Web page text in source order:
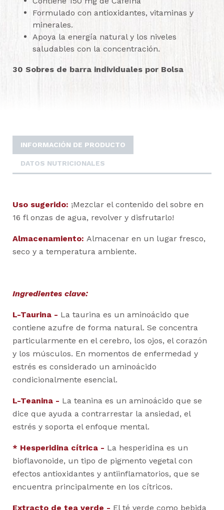
Formulado con antioxidantes, vitaminas y
minerales.
Apoya la energía natural y los niveles
saludables con la concentración.
30 Sobres de barra individuales por Bolsa
INFORMACIÓN DE PRODUCTO
DATOS NUTRICIONALES
Uso sugerido: ¡Mezclar el contenido del sobre en
16 fl onzas de agua, revolver y disfrutarlo!
Almacenamiento: Almacenar en un lugar fresco,
seco y a temperatura ambiente.
Ingredientes clave:
L-Taurina - La taurina es un aminoácido que
contiene azufre de forma natural. Se concentra
particularmente en el cerebro, los ojos, el corazón
y los músculos. En momentos de enfermedad y
estrés es considerado un aminoácido
condicionalmente esencial.
L-Teanina - La teanina es un aminoácido que se
dice que ayuda a contrarrestar la ansiedad, el
estrés y soporta el enfoque mental.
* Hesperidina cítrica - La hesperidina es un
bioflavonoide, un tipo de pigmento vegetal con
efectos antioxidantes y antiinflamatorios, que se
encuentra principalmente en los cítricos.
Extracto de tea verde - El té verde como bebida